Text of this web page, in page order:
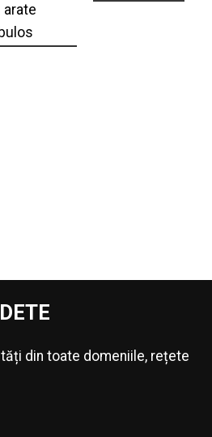
arate
din toate domeniile, rețete